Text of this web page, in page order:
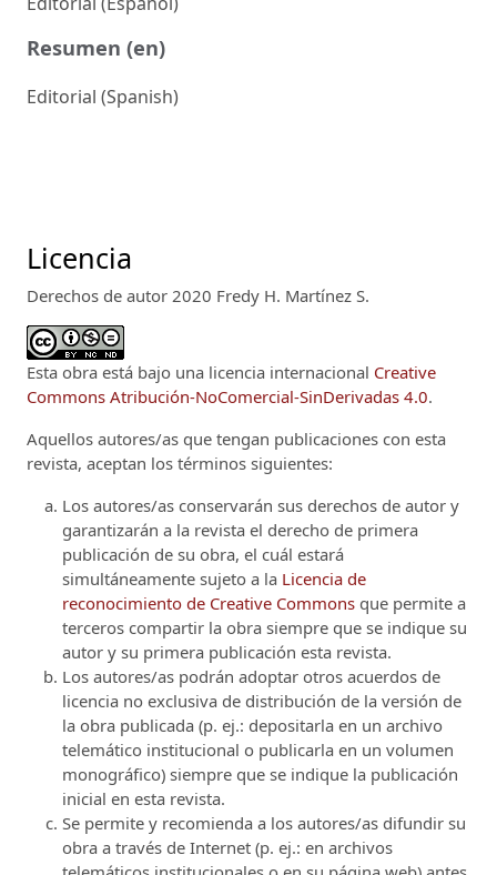
Resumen (en)
Editorial (Spanish)
Licencia
Derechos de autor 2020 Fredy H. Martínez S.
Esta obra está bajo una licencia internacional Creative
Commons Atribución-NoComercial-SinDerivadas 4.0.
Aquellos autores/as que tengan publicaciones con esta
revista, aceptan los términos siguientes:
Los autores/as conservarán sus derechos de autor y
garantizarán a la revista el derecho de primera
publicación de su obra, el cuál estará
simultáneamente sujeto a la Licencia de
reconocimiento de Creative Commons que permite a
terceros compartir la obra siempre que se indique su
autor y su primera publicación esta revista.
Los autores/as podrán adoptar otros acuerdos de
licencia no exclusiva de distribución de la versión de
la obra publicada (p. ej.: depositarla en un archivo
telemático institucional o publicarla en un volumen
monográfico) siempre que se indique la publicación
inicial en esta revista.
Se permite y recomienda a los autores/as difundir su
obra a través de Internet (p. ej.: en archivos